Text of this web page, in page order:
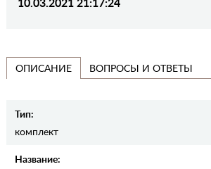
ОПИСАНИЕ ВОПРОСЫ И ОТВЕТЫ
Тип:
комплект
Название: